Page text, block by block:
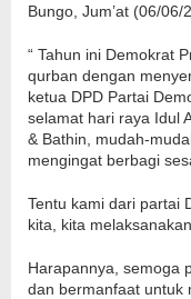
Bungo, Jum’at (06/06/
“ Tahun ini Demokrat
qurban dengan
ketua DPD Partai
selamat hari raya Idul
& Bathin, mudah-
mengingat berbagi
Tentu kami dari partai
kita, kita
Harapannya, semoga
dan bermanfaat untuk